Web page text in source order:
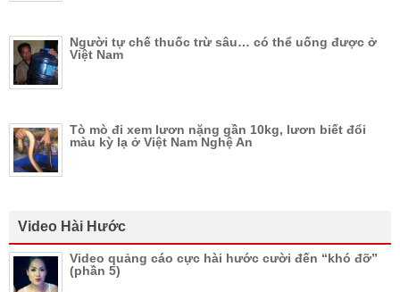
Người tự chế thuốc trừ sâu… có thể uống được ở
Việt Nam
Tò mò đi xem lươn nặng gần 10kg, lươn biết đổi
màu kỳ lạ ở Việt Nam Nghệ An
Video Hài Hước
Video quảng cáo cực hài hước cười đến “khó đỡ”
(phần 5)